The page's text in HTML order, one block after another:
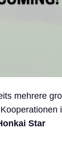
mehrere
Star